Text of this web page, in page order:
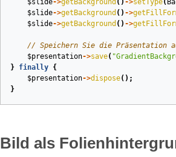
$slide->getBackground () ->setType(
$slide->getBackground () ->
$slide->getBackground () ->
// Speichern Sie die Präsentation
$presentation->save(
} finally {
$presentation->dispose();
}
Bild als